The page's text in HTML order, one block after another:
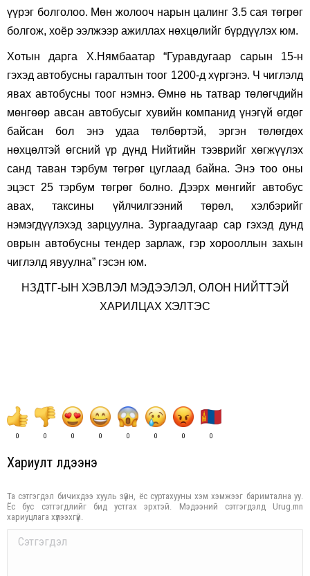
үүрэг болголоо. Мөн жолооч нарын цалинг 3.5 сая төгрөг
болгож, хоёр ээлжээр ажиллах нөхцөлийг бүрдүүлэх юм.
Хотын дарга Х.Нямбаатар “Гуравдугаар сарын 15-н
гэхэд автобусны гаралтын тоог 1200-д хүргэнэ. Ч чиглэлд
явах автобусны тоог нэмнэ. Өмнө нь татвар төлөгчдийн
мөнгөөр авсан автобусыг хувийн компанид үнэгүй өгдөг
байсан бол энэ удаа төлбөртэй, эргэн төлөгдөх
нөхцөлтэй өгсний үр дүнд Нийтийн тээврийг хөгжүүлэх
санд таван тэрбум төгрөг цуглаад байна. Энэ тоо оны
эцэст 25 тэрбум төгрөг болно. Дээрх мөнгийг автобус
авах, таксины үйлчилгээний төрөл, хэлбэрийг
нэмэгдүүлэхэд зарцуулна. Зургаадугаар сар гэхэд дунд
оврын автобусны тендер зарлаж, гэр хорооллын захын
чиглэлд явуулна” гэсэн юм.
НЗДТГ-ЫН ХЭВЛЭЛ МЭДЭЭЛЭЛ, ОЛОН НИЙТТЭЙ
ХАРИЛЦАХ ХЭЛТЭС
0 0 0 0 0 0 0 0
Хариулт үлдээнэ үү
Та сэтгэгдэл бичихдээ хууль зүйн, ёс суртахууны хэм хэмжээг баримтална уу.
Ёс бус сэтгэгдлийг бид устгах эрхтэй. Мэдээний сэтгэгдэлд Urug.mn
хариуцлага хүлээхгүй.
Comment